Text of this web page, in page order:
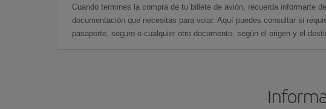
Cuando termines la compra de tu billete de avión, recuerda informarte
documentación que necesitas para volar. Aquí puedes consultar si
pasaporte, seguro o cualquier otro documento, según el origen y el